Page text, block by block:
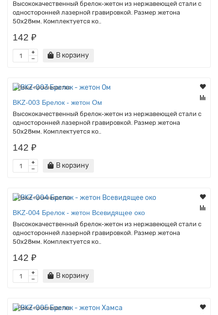
Высококачественный брелок-жетон из нержавеющей стали с
односторонней лазерной гравировкой. Размер жетона
50х28мм. Комплектуется ко..
142 ₽
В корзину
Наше производство
BKZ-003 Брелок - жетон Ом
Высококачественный брелок-жетон из нержавеющей стали с
односторонней лазерной гравировкой. Размер жетона
50х28мм. Комплектуется ко..
142 ₽
В корзину
Наше производство
BKZ-004 Брелок - жетон Всевидящее око
Высококачественный брелок-жетон из нержавеющей стали с
односторонней лазерной гравировкой. Размер жетона
50х28мм. Комплектуется ко..
142 ₽
В корзину
Наше производство